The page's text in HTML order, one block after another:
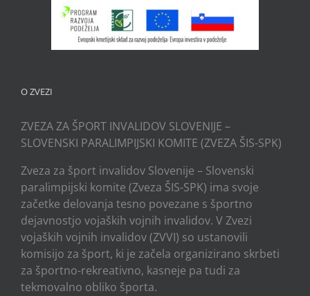
O ZVEZI
ZVEZA ZA ŠPORT INVALIDOV SLOVENIJE –
SLOVENSKI PARALIMPIJSKI KOMITE (ZVEZA ŠIS-SPK)
Zveza za šport invalidov Slovenije – Slovenski
paralimpijski komite (Zveza ŠIS-SPK) ima svoje
začetke delovanja tesno povezane s športno
dejavnostjo vojaških vojnih invalidov. V Zvezi
vojaških vojnih invalidov (ZVVI) so ustanovili
komisijo za šport, ki je začela organizirano skrbeti
za športno-rekreativno, kasneje pa tudi za
tekmovalno obliko športa.